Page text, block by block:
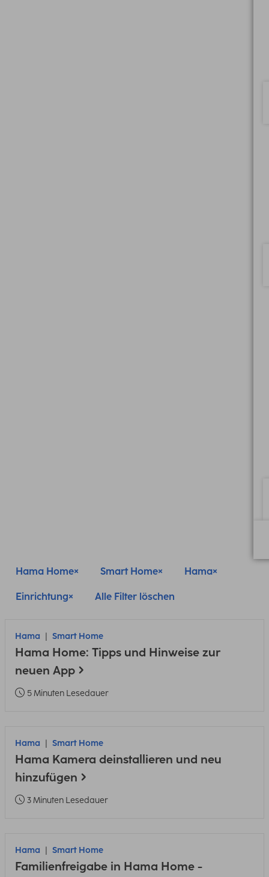
Hama Home Smart Home Hama
Einrichtung Alle Filter löschen
Hama Smart Home
Hama Home: Tipps und Hinweise zur
neuen App
5 Minuten Lesedauer
Hama Smart Home
Hama Kamera deinstallieren und neu
hinzufügen
3 Minuten Lesedauer
Hama Smart Home
Familienfreigabe in Hama Home -